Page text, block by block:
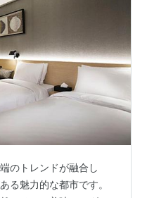
のトレンドが融合し
る魅力的な都市です。